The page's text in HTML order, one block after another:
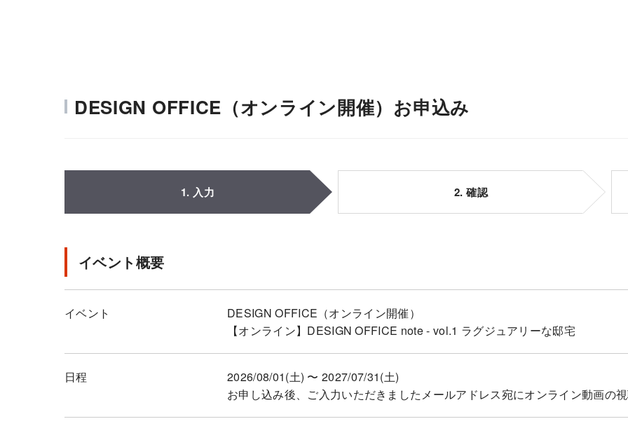
DESIGN OFFICE（オンライン開催）お申込み
1. 入力 2. 確認
イベント概要
イベント
DESIGN OFFICE（オンライン開催）
【オンライン】DESIGN OFFICE note - vol.1 ラグジュアリーな邸宅
日程
2026/08/01(土) 〜 2027/07/31(土)
お申し込み後、ご入力いただきましたメールアドレス宛にオンライン動画の